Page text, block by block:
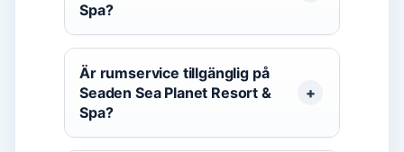
Spa?
Är rumservice tillgänglig på
Seaden Sea Planet Resort &
Spa?